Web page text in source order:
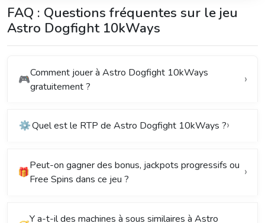
FAQ : Questions fréquentes sur le jeu
Astro Dogfight 10kWays
🎮
Comment jouer à Astro Dogfight 10kWays
gratuitement ?
⚙️Quel est le RTP de Astro Dogfight 10kWays ?
🎁
Peut-on gagner des bonus, jackpots progressifs ou
Free Spins dans ce jeu ?
Y a-t-il des machines à sous similaires à Astro